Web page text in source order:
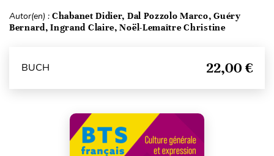
Autor(en) : Chabanet Didier, Dal Pozzolo Marco, Guéry
Bernard, Ingrand Claire, Noël-Lemaître Christine
BUCH 22,00 €